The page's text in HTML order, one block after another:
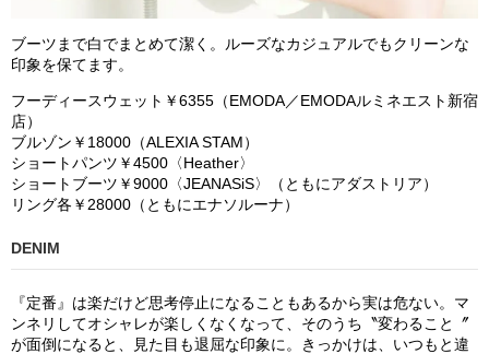
ブーツまで白でまとめて潔く。ルーズなカジュアルでもクリーンな
印象を保てます。
フーディースウェッ ト￥ 6355 （ EMODA ／ EMODAルミネエスト新宿
店）
ブルゾン￥ 18000 （ALEXIA STAM ）
ショート パンツ￥ 4500 〈 Heather〉
ショ ートブーツ￥ 9000 〈JEANASiS〉
（ともにアダストリア）
リング各￥ 28000 （ともにエナソルーナ）
DENIM
『定番』は楽だけど思考停止になることもあるから実は危ない。 マ
ンネリしてオシャレが楽しくなくなって、そのうち〝変わること〞
が面倒になると、見た目も退屈な印象に。きっかけは、いつもと違